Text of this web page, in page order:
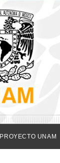
PROYECTO UNAM